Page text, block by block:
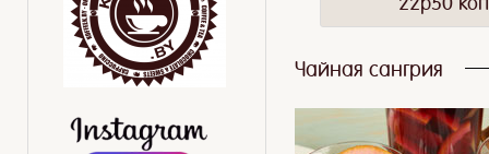
Чай - чудо-напиток
Чайная сангрия